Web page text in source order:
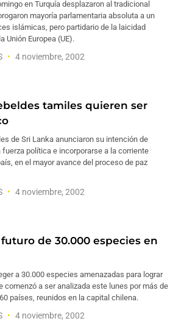
en Turquía desplazaron al tradicional
mayoría parlamentaria absoluta a un
islámicas, pero partidario de la laicidad
Unión Europea (UE).
4 noviembre, 2002
tamiles quieren ser
de Sri Lanka anunciaron su intención de
política e incorporarse a la corriente
en el mayor avance del proceso de paz
4 noviembre, 2002
futuro de 30.000 especies en
a 30.000 especies amenazadas para lograr
comenzó a ser analizada este lunes por más de
países, reunidos en la capital chilena.
4 noviembre, 2002